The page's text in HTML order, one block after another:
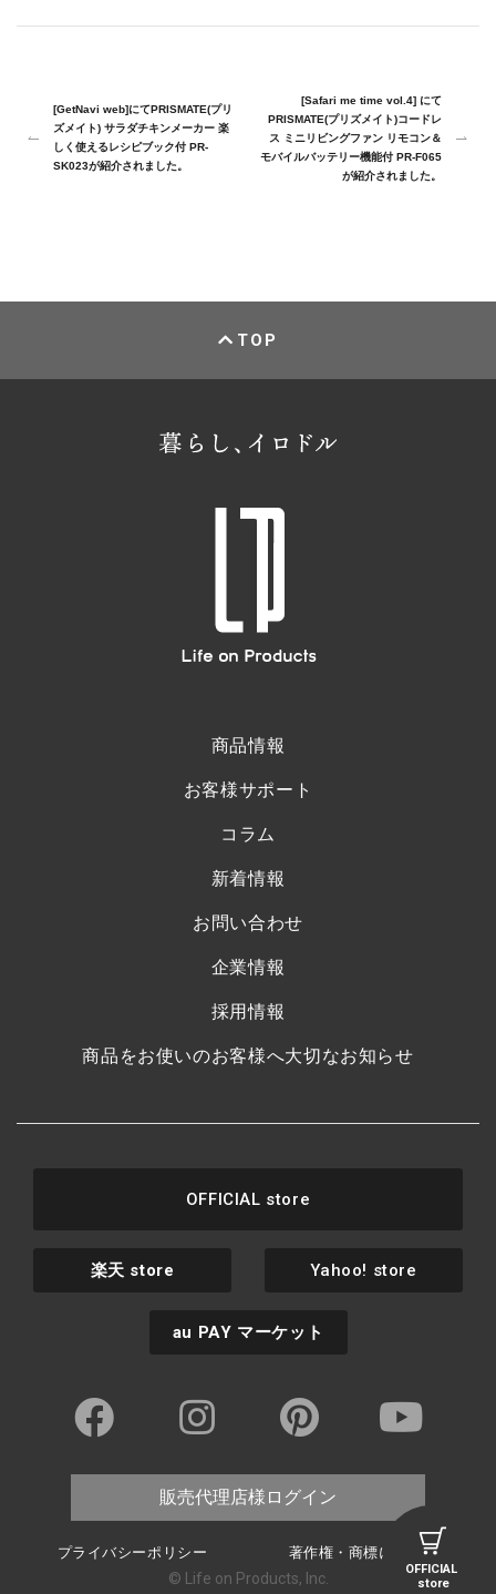
[GetNavi web]にてPRISMATE(プリ
ズメイト) サラダチキンメーカー 楽
しく使えるレシピブック付 PR-
SK023が紹介されました。
[Safari me time vol.4] にて
PRISMATE(プリズメイト)コードレ
ス ミニリビングファン リモコン＆
モバイルバッテリー機能付 PR-F065
が紹介されました。
OFFICIAL
store
TOP
商品情報
お客様サポート
コラム
新着情報
お問い合わせ
企業情報
採用情報
商品をお使いのお客様へ大切なお知らせ
OFFICIAL store
楽天 store Yahoo! store
au PAY マーケット
販売代理店様ログイン
プライバシーポリシー 著作権・商標について
© Life on Products, Inc.